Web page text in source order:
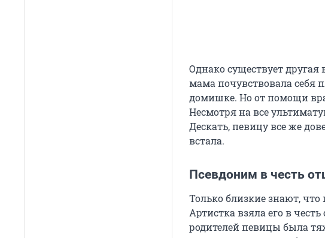
Однако существует
мама почувствовала себя
домишке. Но от помощи
Несмотря на все
Дескать, певицу все же
встала.
Псевдоним в честь
Только близкие знают,
Артистка взяла его в
родителей певицы была